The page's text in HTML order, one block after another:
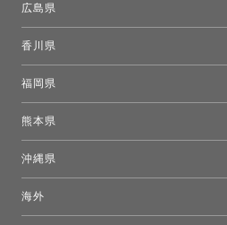
広島県
香川県
福岡県
熊本県
沖縄県
海外